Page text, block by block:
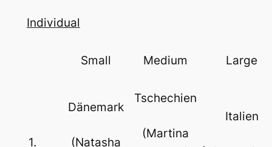
Individual
Small Medium Large
1.
Dänemark
(Natasha
Tschechien
(Martina
Italien